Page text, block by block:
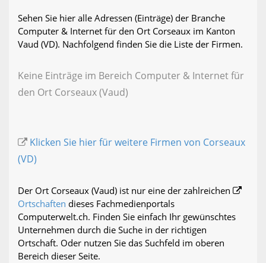
Sehen Sie hier alle Adressen (Einträge) der Branche
Computer & Internet für den Ort Corseaux im Kanton
Vaud (VD). Nachfolgend finden Sie die Liste der Firmen.
Keine Einträge im Bereich Computer & Internet für
den Ort Corseaux (Vaud)
Klicken Sie hier für weitere Firmen von Corseaux
(VD)
Der Ort Corseaux (Vaud) ist nur eine der zahlreichen
Ortschaften dieses Fachmedienportals
Computerwelt.ch. Finden Sie einfach Ihr gewünschtes
Unternehmen durch die Suche in der richtigen
Ortschaft. Oder nutzen Sie das Suchfeld im oberen
Bereich dieser Seite.